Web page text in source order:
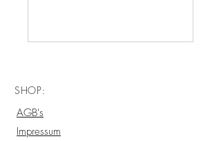
SHOP:
AGB's
Impressum